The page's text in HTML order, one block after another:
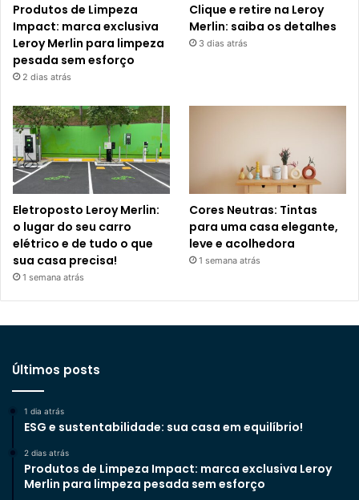
Produtos de Limpeza
Impact: marca exclusiva
Leroy Merlin para limpeza
pesada sem esforço
2 dias atrás
Clique e retire na Leroy
Merlin: saiba os detalhes
3 dias atrás
Eletroposto Leroy Merlin:
o lugar do seu carro
elétrico e de tudo o que
sua casa precisa!
1 semana atrás
Cores Neutras: Tintas
para uma casa elegante,
leve e acolhedora
1 semana atrás
Últimos posts
1 dia atrás
ESG e sustentabilidade: sua casa em equilíbrio!
2 dias atrás
Produtos de Limpeza Impact: marca exclusiva Leroy
Merlin para limpeza pesada sem esforço